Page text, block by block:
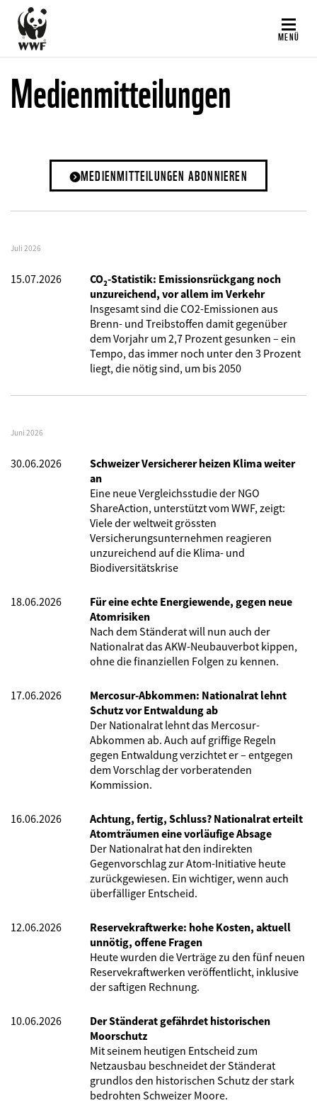
Direkt
zum
Inhalt
MENÜ
Medienmitteilungen
MEDIENMITTEILUNGEN ABONNIEREN
Juli 2026
15.07.2026
CO₂-Statistik: Emissionsrückgang noch
unzureichend, vor allem im Verkehr
Insgesamt sind die CO2-Emissionen aus
Brenn- und Treibstoffen damit gegenüber
dem Vorjahr um 2,7 Prozent gesunken – ein
Tempo, das immer noch unter den 3 Prozent
liegt, die nötig sind, um bis 2050
Juni 2026
30.06.2026
Schweizer Versicherer heizen Klima weiter
an
Eine neue Vergleichsstudie der NGO
ShareAction, unterstützt vom WWF, zeigt:
Viele der weltweit grössten
Versicherungsunternehmen reagieren
unzureichend auf die Klima- und
Biodiversitätskrise
18.06.2026
Für eine echte Energiewende, gegen neue
Atomrisiken
Nach dem Ständerat will nun auch der
Nationalrat das AKW-Neubauverbot kippen,
ohne die finanziellen Folgen zu kennen.
17.06.2026
Mercosur-Abkommen: Nationalrat lehnt
Schutz vor Entwaldung ab
Der Nationalrat lehnt das Mercosur-
Abkommen ab. Auch auf griffige Regeln
gegen Entwaldung verzichtet er – entgegen
dem Vorschlag der vorberatenden
Kommission.
16.06.2026
Achtung, fertig, Schluss? Nationalrat erteilt
Atomträumen eine vorläufige Absage
Der Nationalrat hat den indirekten
Gegenvorschlag zur Atom-Initiative heute
zurückgewiesen. Ein wichtiger, wenn auch
überfälliger Entscheid.
12.06.2026
Reservekraftwerke: hohe Kosten, aktuell
unnötig, offene Fragen
Heute wurden die Verträge zu den fünf neuen
Reservekraftwerken veröffentlicht, inklusive
der saftigen Rechnung.
10.06.2026
Der Ständerat gefährdet historischen
Moorschutz
Mit seinem heutigen Entscheid zum
Netzausbau beschneidet der Ständerat
grundlos den historischen Schutz der stark
bedrohten Schweizer Moore.